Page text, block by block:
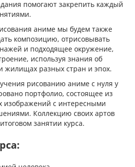
помогают закрепить каждый
аниме мы будем также
композицию, отрисовывать
и подходящее окружение,
используя знания об
жилищах разных стран и эпох.
рисованию аниме с нуля у
портфолио, состоящее из
изображений с интересными
Коллекцию своих артов
занятии курса.